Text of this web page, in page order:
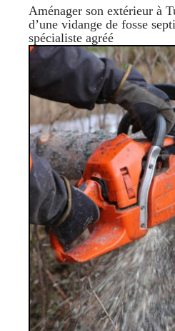
Aménager son extérieur à
d’une vidange de fosse
spécialiste agréé